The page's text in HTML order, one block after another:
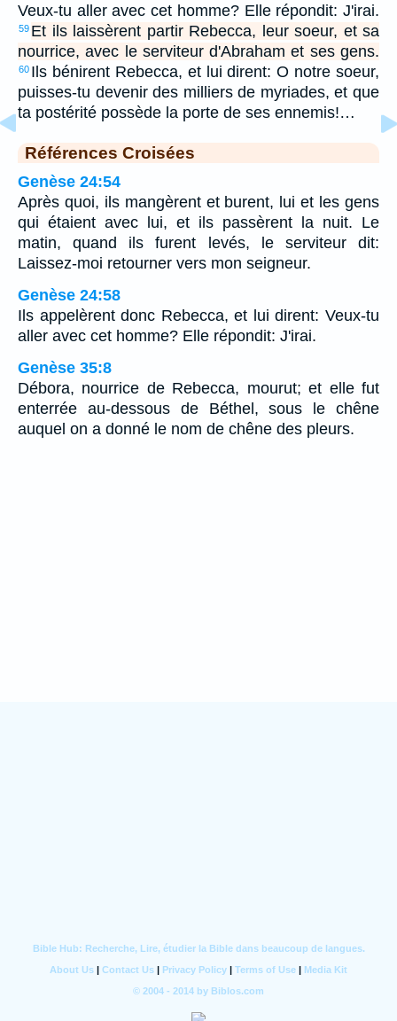
Veux-tu aller avec cet homme? Elle répondit: J'irai.
59 Et ils laissèrent partir Rebecca, leur soeur, et sa
nourrice, avec le serviteur d'Abraham et ses gens.
60 Ils bénirent Rebecca, et lui dirent: O notre soeur,
puisses-tu devenir des milliers de myriades, et que
ta postérité possède la porte de ses ennemis!…
Références Croisées
Genèse 24:54
Après quoi, ils mangèrent et burent, lui et les gens
qui étaient avec lui, et ils passèrent la nuit. Le
matin, quand ils furent levés, le serviteur dit:
Laissez-moi retourner vers mon seigneur.
Genèse 24:58
Ils appelèrent donc Rebecca, et lui dirent: Veux-tu
aller avec cet homme? Elle répondit: J'irai.
Genèse 35:8
Débora, nourrice de Rebecca, mourut; et elle fut
enterrée au-dessous de Béthel, sous le chêne
auquel on a donné le nom de chêne des pleurs.